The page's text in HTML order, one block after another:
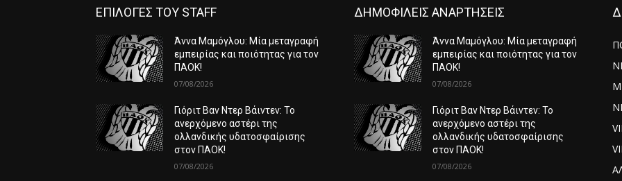
ΕΠΙΛΟΓΕΣ ΤΟΥ STAFF
Άννα Μαμόγλου: Μία μεταγραφή
εμπειρίας και ποιότητας για τον
ΠΑΟΚ!
07/08/2026
Γιόριτ Βαν Ντερ Βάιντεν: Το
ανερχόμενο αστέρι της
ολλανδικής υδατοσφαίρισης
στον ΠΑΟΚ!
07/08/2026
ΔΗΜΟΦΙΛΕΙΣ ΑΝΑΡΤΗΣΕΙΣ
Άννα Μαμόγλου: Μία μεταγραφή
εμπειρίας και ποιότητας για τον
ΠΑΟΚ!
07/08/2026
Γιόριτ Βαν Ντερ Βάιντεν: Το
ανερχόμενο αστέρι της
ολλανδικής υδατοσφαίρισης
στον ΠΑΟΚ!
07/08/2026